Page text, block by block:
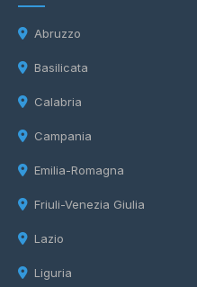
Abruzzo
Basilicata
Calabria
Campania
Emilia-Romagna
Friuli-Venezia Giulia
Lazio
Liguria